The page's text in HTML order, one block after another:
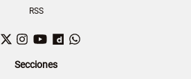
RSS
Facebook
TwitterInstagram
YouTubeDailymotion
Secciones